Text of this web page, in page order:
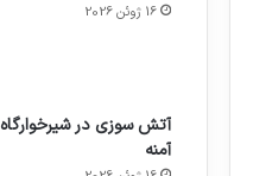
16 ژوئن 2026
آتش سوزی در شیرخوارگاه
آمنه